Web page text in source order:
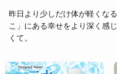
昨日より少しだけ体が軽くな
こ」にある幸せをより深く感
くて。